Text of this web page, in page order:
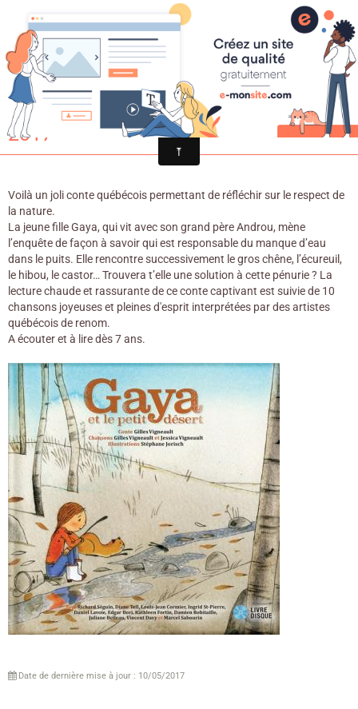
Croqu'livre
Gaya et le petit désert / Gilles
Vigneault. - La montagne secrète,
2017
Voilà un joli conte québécois permettant de réfléchir sur le respect de
la nature.
La jeune fille Gaya, qui vit avec son grand père Androu, mène
l’enquête de façon à savoir qui est responsable du manque d’eau
dans le puits. Elle rencontre successivement le gros chêne, l’écureuil,
le hibou, le castor… Trouvera t’elle une solution à cette pénurie ? La
lecture chaude et rassurante de ce conte captivant est suivie de 10
chansons joyeuses et pleines d'esprit interprétées par des artistes
québécois de renom.
A écouter et à lire dès 7 ans.
Date de dernière mise à jour : 10/05/2017